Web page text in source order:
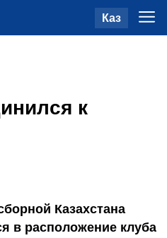
Каз
к
Казахстана
в расположение клуба